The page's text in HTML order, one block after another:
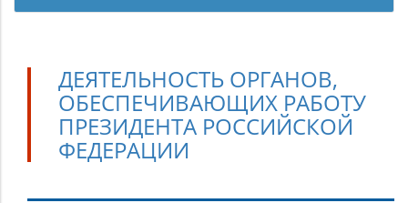
ДЕЯТЕЛЬНОСТЬ ОРГАНОВ,
ОБЕСПЕЧИВАЮЩИХ РАБОТУ
ПРЕЗИДЕНТА РОССИЙСКОЙ
ФЕДЕРАЦИИ